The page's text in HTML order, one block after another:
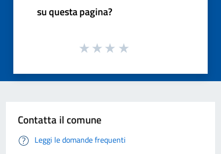
su questa pagina?
Contatta il comune
Leggi le domande frequenti